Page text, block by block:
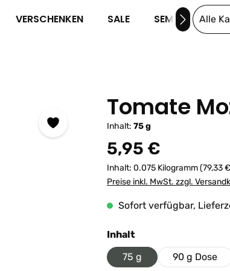
VERSCHENKEN SALE SEMINAREAlle
Tomate
Inhalt: 75 g
Regulärer Preis:
5,95 €
Inhalt: 0.075 Kilogramm(79,33
Preise inkl. MwSt. zzgl.
Sofort verfügbar,
Inhaltauswählen
75 g
90 g Dose